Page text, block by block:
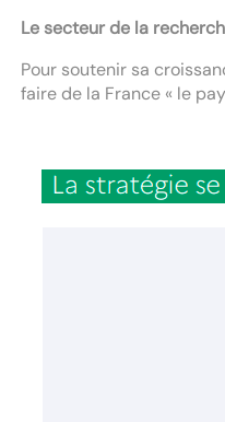
Le secteur de la
Pour soutenir sa
faire de la France « le